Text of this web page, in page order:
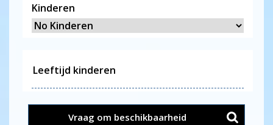
Kinderen
Vraag om beschikbaarheid